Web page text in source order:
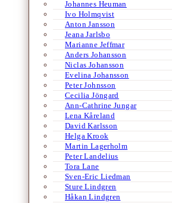
Johannes Heuman
Ivo Holmqvist
Anton Jansson
Jeana Jarlsbo
Marianne Jeffmar
Anders Johansson
Niclas Johansson
Evelina Johansson
Peter Johnsson
Cecilia Jöngard
Ann-Cathrine Jungar
Lena Kåreland
David Karlsson
Helga Krook
Martin Lagerholm
Peter Landelius
Tora Lane
Sven-Eric Liedman
Sture Lindgren
Håkan Lindgren